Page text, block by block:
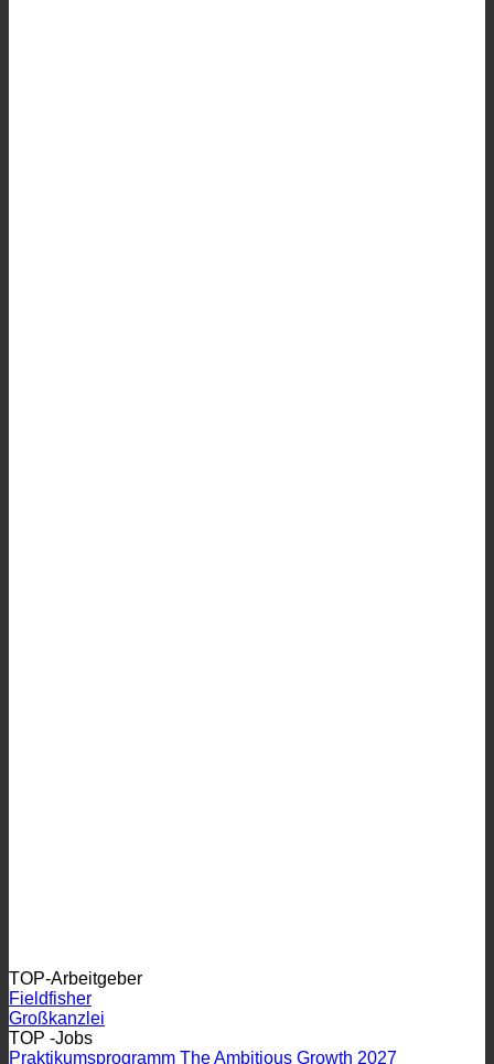
TOP-Arbeitgeber
Fieldfisher
Großkanzlei
TOP -Jobs
Praktikumsprogramm The Ambitious Growth 2027